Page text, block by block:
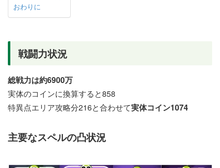
おわりに
戦闘力状況
総戦力は約6900万
実体のコインに換算すると858
特異点エリア攻略分216と合わせて実体コイン1074
主要なスペルの凸状況